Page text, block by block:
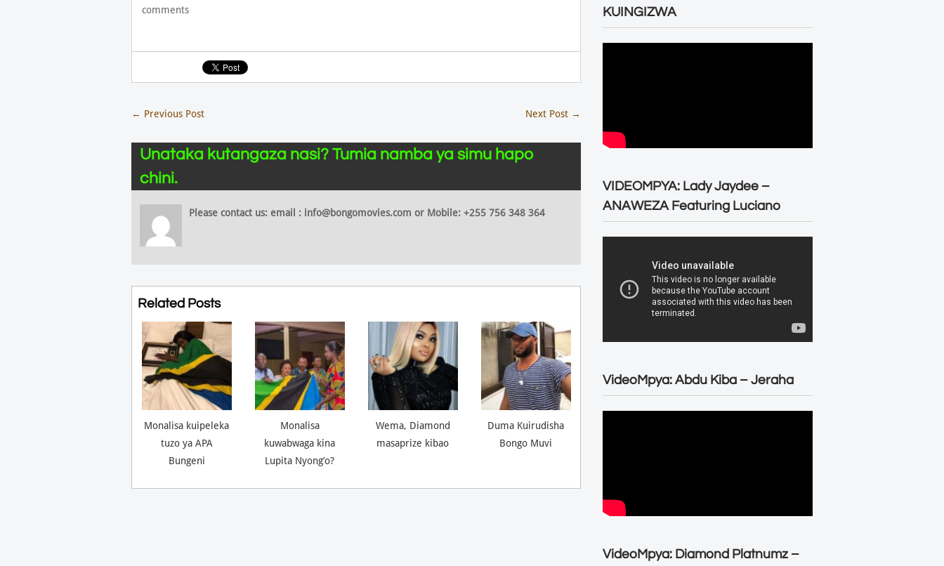
comments
← Previous Post Next Post →
Unataka kutangaza nasi? Tumia namba ya simu hapo
chini.
Please contact us: email : info@bongomovies.com or Mobile: +255 756 348 364
Related Posts
Monalisa kuipeleka
tuzo ya APA
Bungeni
Monalisa
kuwabwaga kina
Lupita Nyong’o?
Wema, Diamond
masaprize kibao
Duma Kuirudisha
Bongo Muvi
KUINGIZWA
VIDEOMPYA: Lady Jaydee –
ANAWEZA Featuring Luciano
VideoMpya: Abdu Kiba – Jeraha
VideoMpya: Diamond Platnumz –